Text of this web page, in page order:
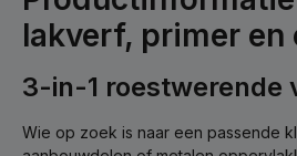
lakverf, primer
3-in-1 roestwerende
Wie op zoek is naar een passende